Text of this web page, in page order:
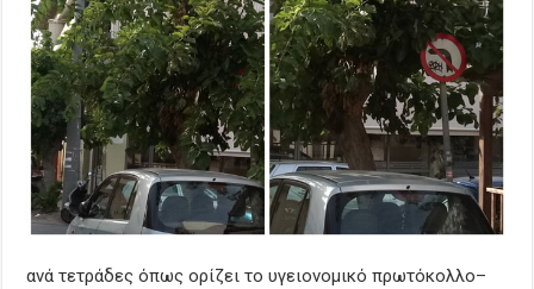
ανά τετράδες όπως ορίζει το υγειονομικό πρωτόκολλο–